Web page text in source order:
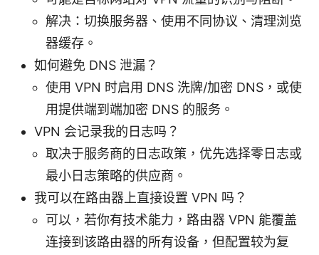
解决：切换服务器、使用不同协议、清理浏览
器缓存。
如何避免 DNS 泄漏？
使用 VPN 时启用 DNS 洗牌/加密 DNS，或使
用提供端到端加密 DNS 的服务。
VPN 会记录我的日志吗？
取决于服务商的日志政策，优先选择零日志或
最小日志策略的供应商。
我可以在路由器上直接设置 VPN 吗？
可以，若你有技术能力，路由器 VPN 能覆盖
连接到该路由器的所有设备，但配置较为复